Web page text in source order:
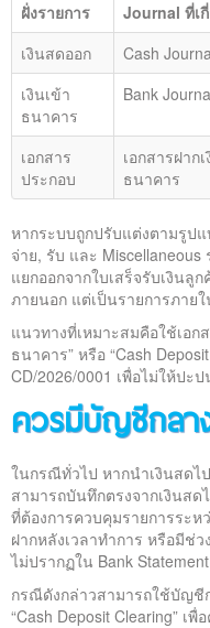
ฝั่งรายการ
Journal ที่เ
เงินสดออก
Cash
เงินเข้า
ธนาคาร
Bank
เอกสาร
ประกอบ
เอกสารฝาก
ธนาคาร
หากระบบถูกปรับแต่งตามรูป
จ่าย, รับ และ
แยกออกจากใบเสร็จรับเงินลู
ภายนอก แต่เป็นรายการภาย
แนวทางที่เหมาะสมคือใช้เอก
ธนาคาร” หรือ “Cash
CD/2026/0001 เพื่อไม่ให้ปะ
ควรมีบัญชีกลา
ในกรณีทั่วไป หากนำเงินสดไ
สามารถบันทึกตรงจากเงินส
ที่ต้องการควบคุมรายการระห
ฝากหลังเวลาทำการ หรือมีช่
ไม่ปรากฏใน Bank Statement
กรณีดังกล่าวสามารถใช้บัญชี
“Cash Deposit Clearing” เ